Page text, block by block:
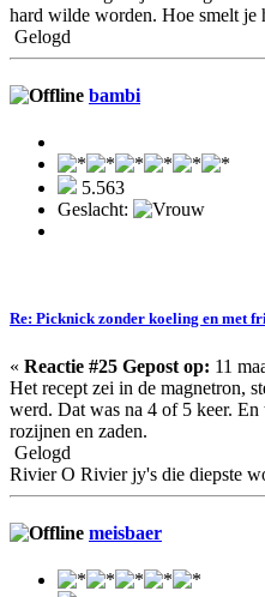
hard wilde worden. Hoe smelt je
Gelogd
bambi
5.563
Geslacht:
Re: Picknick zonder koeling en met
« Reactie #25 Gepost op: 11
Het recept zei in de magnetron,
werd. Dat was na 4 of 5 keer.
rozijnen en zaden.
Gelogd
Rivier O Rivier jy's die diepste
meisbaer